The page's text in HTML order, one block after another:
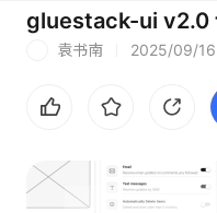
gluestack-ui v2.0
袁书南 2025/09/16